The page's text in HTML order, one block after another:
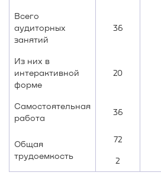
Всего
аудиторных
занятий
36
Из них в
интерактивной
форме
20
Самостоятельная
работа
36
Общая
трудоемкость
72
2